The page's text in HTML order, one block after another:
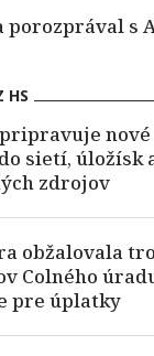
porozprával s
HS
nové
sietí, úložísk
zdrojov
obžalovala
Colného
pre úplatky